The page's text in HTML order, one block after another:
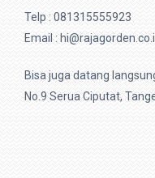
Telp :081315555923
Email :
Bisa juga datang
No.9 Serua Ciputat,